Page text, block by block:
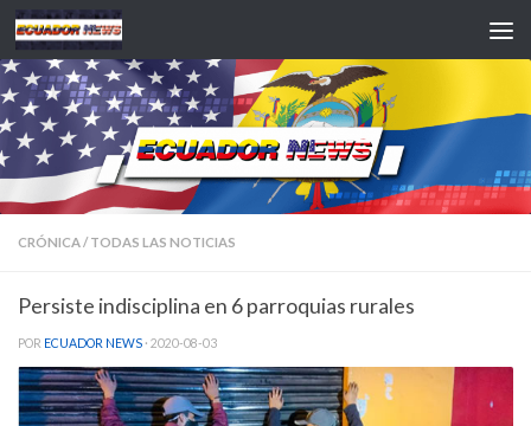
Saltar al contenido
CRÓNICA/ TODAS LAS NOTICIAS
Persiste indisciplina en 6 parroquias rurales
POR ECUADOR NEWS · 2020-08-03